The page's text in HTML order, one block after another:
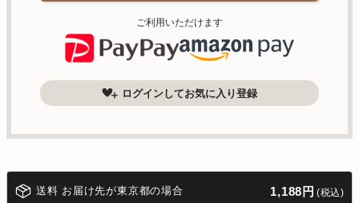
ご利用いただけます
ログインしてお気に入り登録
送料 お届け先が東京都の場合 1,188円 (税込)